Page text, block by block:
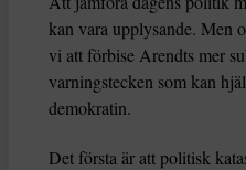
kan vara upplysande. Men
vi att förbise Arendts mer
varningstecken som kan
demokratin.
Det första är att politisk